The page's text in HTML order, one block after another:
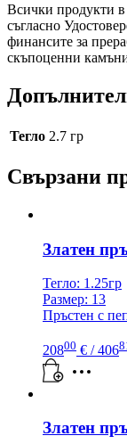
Всички продукти в
съгласно
финансите за
скъпоценни
Тегло 2.7 гр
Свързани
Златен
Тегло: 1.25гр
Размер: 13
Пръстен с
20800 € / 406
Златен